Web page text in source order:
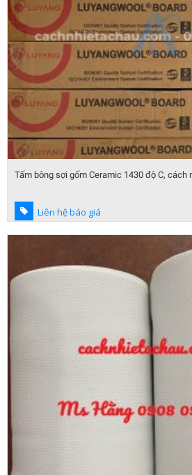
Tấm bông sợi gốm Ceramic 1430 độ C, cách
Liên hệ báo giá